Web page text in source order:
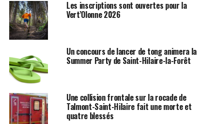
Les inscriptions sont ouvertes pour la
Vert’Olonne 2026
Un concours de lancer de tong animera la
Summer Party de Saint-Hilaire-la-Forêt
Une collision frontale sur la rocade de
Talmont-Saint-Hilaire fait une morte et
quatre blessés